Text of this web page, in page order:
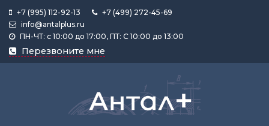
+7 (995) 112-92-13
+7 (499) 272-45-69
info@antalplus.ru
ПН-ЧТ: с 10:00 до 17:00, ПТ: С 10:00 до 13:00
Перезвоните мне
Каталог
продукции